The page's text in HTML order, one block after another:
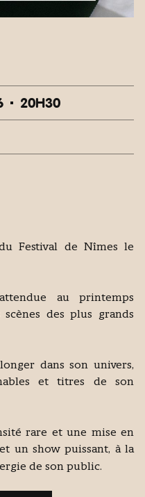
20H30
Festival de Nîmes le
au printemps
des plus grands
dans son univers,
et titres de son
rare et une mise en
un show puissant, à la
de son public.